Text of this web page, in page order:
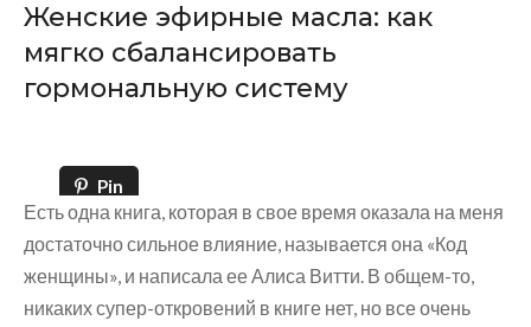
Женские эфирные масла: как
мягко сбалансировать
гормональную систему
Pin
Есть одна книга, которая в свое время оказала на меня
достаточно сильное влияние, называется она «Код
женщины», и написала ее Алиса Витти. В общем-то,
никаких супер-откровений в книге нет, но все очень